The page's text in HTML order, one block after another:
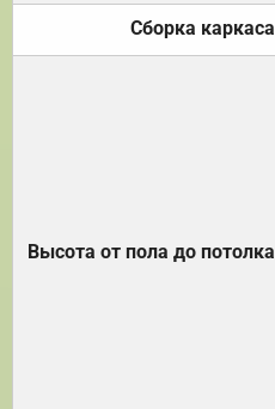
Сборка каркаса
Высота от пола до потолка